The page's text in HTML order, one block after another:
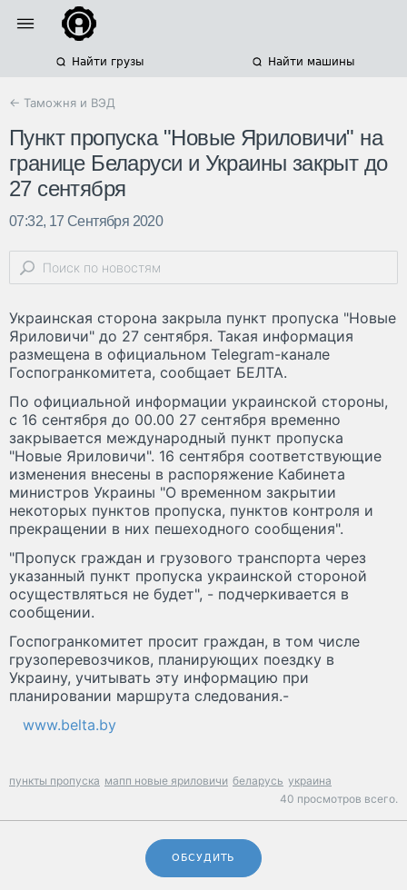
Найти грузы Найти машины
← Таможня и ВЭД
Пункт пропуска "Новые Яриловичи" на
границе Беларуси и Украины закрыт до
27 сентября
07:32, 17 Сентября 2020
Украинская сторона закрыла пункт пропуска "Новые
Яриловичи" до 27 сентября. Такая информация
размещена в официальном Telegram-канале
Госпогранкомитета, сообщает БЕЛТА.
По официальной информации украинской стороны,
с 16 сентября до 00.00 27 сентября временно
закрывается международный пункт пропуска
"Новые Яриловичи". 16 сентября соответствующие
изменения внесены в распоряжение Кабинета
министров Украины "О временном закрытии
некоторых пунктов пропуска, пунктов контроля и
прекращении в них пешеходного сообщения".
"Пропуск граждан и грузового транспорта через
указанный пункт пропуска украинской стороной
осуществляться не будет", - подчеркивается в
сообщении.
Госпогранкомитет просит граждан, в том числе
грузоперевозчиков, планирующих поездку в
Украину, учитывать эту информацию при
планировании маршрута следования.-
www.belta.by
пункты пропуска мапп новые яриловичи беларусь украина
40 просмотров всего.
ОБСУДИТЬ